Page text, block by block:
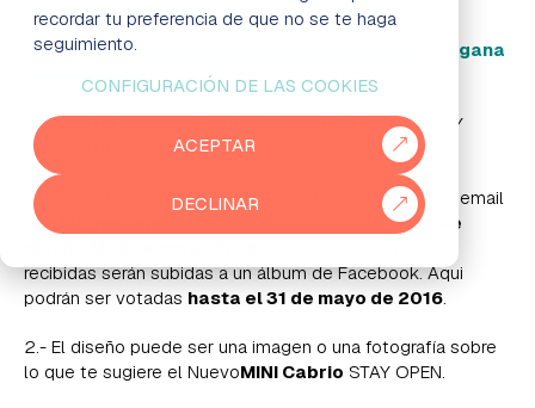
recordar tu preferencia de que no se te haga
seguimiento.
CONFIGURACIÓN DE LAS COOKIES
ACEPTAR
DECLINAR
BLOG
EMPRESAS
PARTNERS
931 76 23 43
Envíanos tu diseño sobre el nuevo MINI Cabrio y gana
un iPad MINI
Bases del Concurso Diseño «Nuevo MINI Cabrio. STAY
OPEN 2016»:
1.- Los participantes deberán enviar las imágenes por email
a:info@nextmedia.es
Concurso de
recibidas serán subidas a un álbum de Facebook. Aqui
podrán ser votadas hasta el 31 de mayo de 2016.
2.- El diseño puede ser una imagen o una fotografía sobre
lo que te sugiere el NuevoMINI Cabrio STAY OPEN.